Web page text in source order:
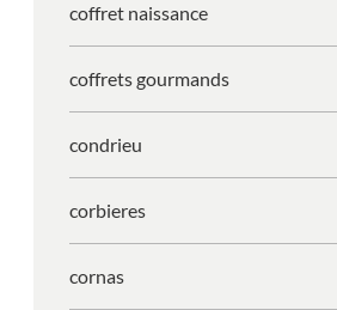
coffret naissance
coffrets gourmands
condrieu
corbieres
cornas